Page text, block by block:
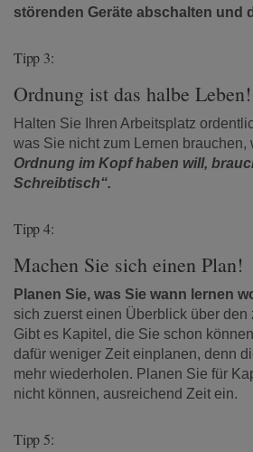
störenden Geräte abschalten und
Tipp 3:
Ordnung ist das halbe Leben!
Halten Sie Ihren Arbeitsplatz
was Sie nicht zum Lernen brauchen,
Ordnung im Kopf haben will,
Schreibtisch“.
Tipp 4:
Machen Sie sich einen Plan!
Planen Sie, was Sie wann lernen
sich zuerst einen Überblick über den
Gibt es Kapitel, die Sie schon
dafür weniger Zeit einplanen, denn
mehr wiederholen. Planen Sie für
nicht können, ausreichend Zeit ein.
Tipp 5: